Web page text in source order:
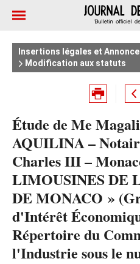
Insertions légales et
Modification aux statuts
Étude de Me
AQUILINA –
Charles III –
LIMOUSINES DE
DE MONACO »
d'Intérêt
Répertoire du
l'Industrie sous le